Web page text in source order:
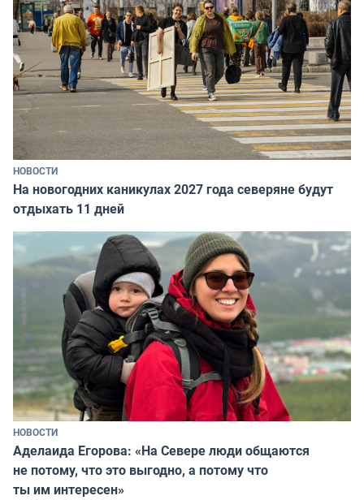
НОВОСТИ
На новогодних каникулах 2027 года северяне будут
отдыхать 11 дней
НОВОСТИ
Аделаида Егорова: «На Севере люди общаются
не потому, что это выгодно, а потому что
ты им интересен»